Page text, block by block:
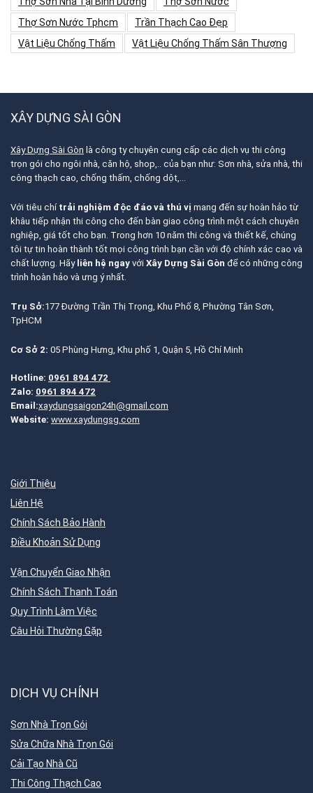
Thợ Sơn Nước Tphcm
Trần Thạch Cao Đẹp
Vật Liệu Chống Thấm
Vật Liệu Chống Thấm Sân Thượng
XÂY DỰNG SÀI GÒN
Xây Dựng Sài Gòn là công ty chuyên cung cấp các dịch vụ thi công
trọn gói cho ngôi nhà, căn hộ, shop,.. của bạn như: Sơn nhà, sửa nhà, thi
công thạch cao, chống thấm, chống dột,…
Với tiêu chí trải nghiệm độc đáo và thú vị mang đến sự hoàn hảo từ
khâu tiếp nhận thi công cho đến bàn giao công trình một cách chuyên
nghiệp, giá tốt cho bạn. Trong hơn 10 năm thi công và thiết kế, chúng
tôi tự tin hoàn thành tốt mọi công trình bạn cần với độ chính xác cao và
chất lượng. Hãy liên hệ ngay với Xây Dựng Sài Gòn để có những công
trình hoàn hảo và ưng ý nhất.
Trụ Sở:177 Đường Trần Thị Trọng, Khu Phố 8, Phường Tân Sơn,
TpHCM
Cơ Sở 2: 05 Phùng Hưng, Khu phố 1, Quận 5, Hồ Chí Minh
Hotline: 0961 894 472
Zalo: 0961 894 472
Email:xaydungsaigon24h@gmail.com
Website: www.xaydungsg.com
Giới Thiệu
Liên Hệ
Chính Sách Bảo Hành
Điều Khoản Sử Dụng
Vận Chuyển Giao Nhận
Chính Sách Thanh Toán
Quy Trình Làm Việc
Câu Hỏi Thường Gặp
DỊCH VỤ CHÍNH
Sơn Nhà Trọn Gói
Sửa Chữa Nhà Trọn Gói
Cải Tạo Nhà Cũ
Thi Công Thạch Cao